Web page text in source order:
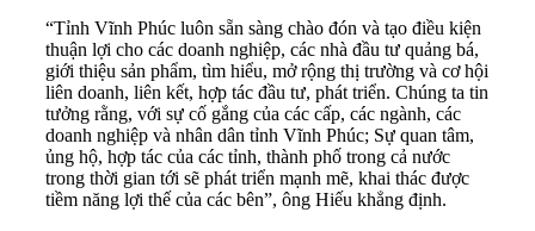
“Tỉnh Vĩnh Phúc luôn sẵn sàng chào đón và tạo điều kiện
thuận lợi cho các doanh nghiệp, các nhà đầu tư quảng bá,
giới thiệu sản phẩm, tìm hiểu, mở rộng thị trường và cơ hội
liên doanh, liên kết, hợp tác đầu tư, phát triển. Chúng ta tin
tưởng rằng, với sự cố gắng của các cấp, các ngành, các
doanh nghiệp và nhân dân tỉnh Vĩnh Phúc; Sự quan tâm,
ủng hộ, hợp tác của các tỉnh, thành phố trong cả nước
trong thời gian tới sẽ phát triển mạnh mẽ, khai thác được
tiềm năng lợi thế của các bên”, ông Hiếu khẳng định.